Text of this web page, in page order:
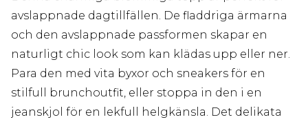
avslappnade dagtillfällen. De fladdriga ärmarna
och den avslappnade passformen skapar en
naturligt chic look som kan klädas upp eller ner.
Para den med vita byxor och sneakers för en
stilfull brunchoutfit, eller stoppa in den i en
jeanskjol för en lekfull helgkänsla. Det delikata